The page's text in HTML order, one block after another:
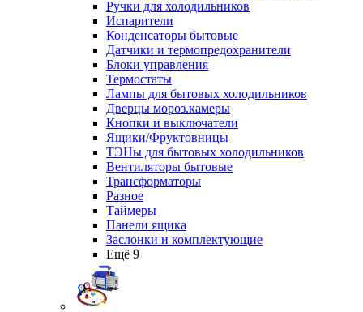
Ручки для холодильников
Испарители
Конденсаторы бытовые
Датчики и термопредохранители
Блоки управления
Термостаты
Лампы для бытовых холодильников
Дверцы мороз.камеры
Кнопки и выключатели
Ящики/Фруктовницы
ТЭНы для бытовых холодильников
Вентиляторы бытовые
Трансформаторы
Разное
Таймеры
Панели ящика
Заслонки и комплектующие
Ещё 9